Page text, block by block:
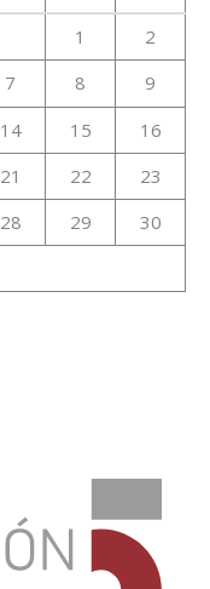
1
2
7 8
9
14 15
16
21 22
23
28 29
30